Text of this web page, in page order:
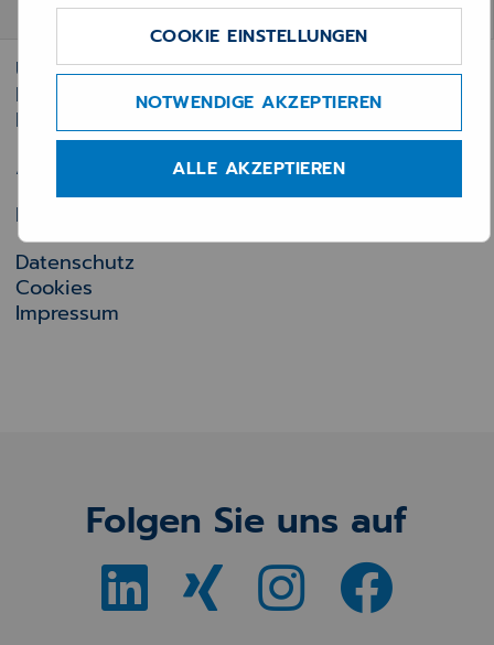
DOWNLOAD
Über uns
Kontakt
Produktspezifische Datenschutzerklärungen
Allgemeine Geschäftsbedingungen
Downloads
Datenschutz
Cookies
Impressum
Folgen Sie uns auf
COOKIE EINSTELLUNGEN
NOTWENDIGE AKZEPTIEREN
ALLE AKZEPTIEREN